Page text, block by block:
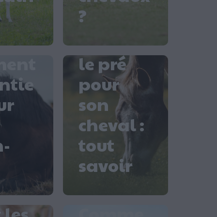
?
:
Choisir
le pré
pour
son
cheval :
tout
savoir